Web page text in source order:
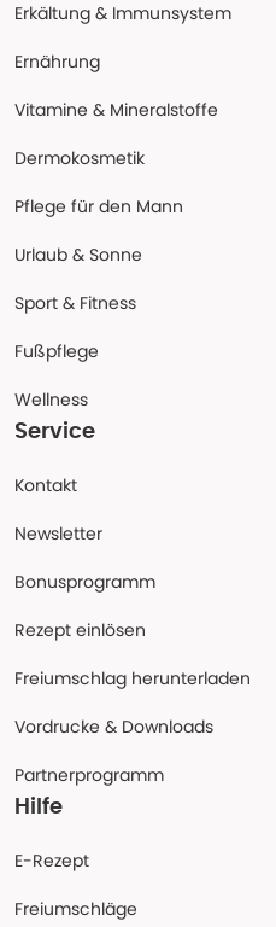
Erkältung & Immunsystem
Ernährung
Vitamine & Mineralstoffe
Dermokosmetik
Pflege für den Mann
Urlaub & Sonne
Sport & Fitness
Fußpflege
Wellness
Service
Kontakt
Newsletter
Bonusprogramm
Rezept einlösen
Freiumschlag herunterladen
Vordrucke & Downloads
Partnerprogramm
Hilfe
E-Rezept
Freiumschläge